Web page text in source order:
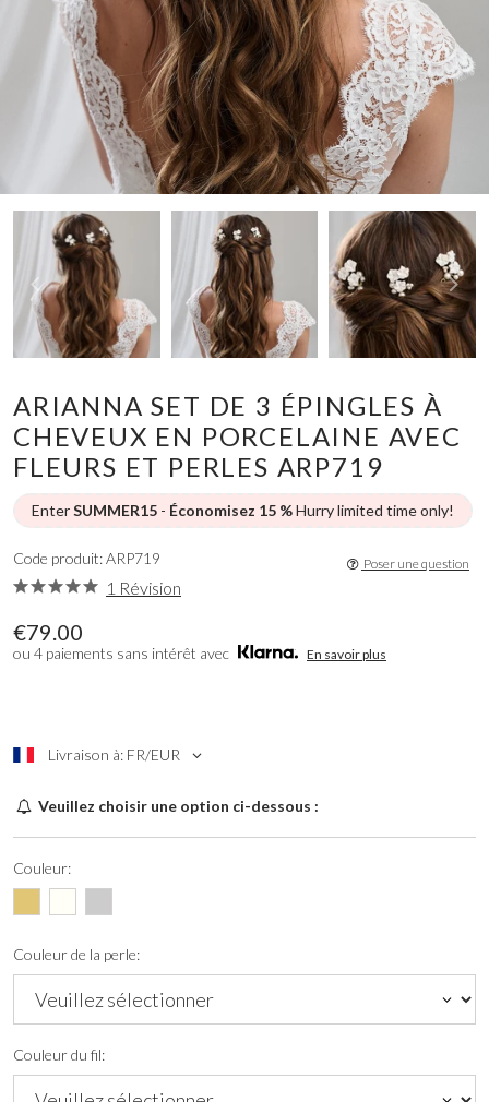
ARIANNA SET DE 3 ÉPINGLES À
CHEVEUX EN PORCELAINE AVEC
FLEURS ET PERLES ARP719
EnterSUMMER15 - Économisez 15 %Hurry limited time only!
€79.00
ou 4 paiements sans intérêt avec En savoir plus
Livraison à: FR/EUR
Code produit: ARP719
1 Révision
Poser une question
Veuillez choisir une option ci-dessous :
Couleur:
Couleur de la perle:
Couleur du fil: